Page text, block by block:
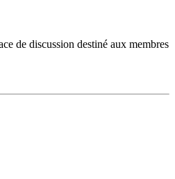
de discussion destiné aux membres